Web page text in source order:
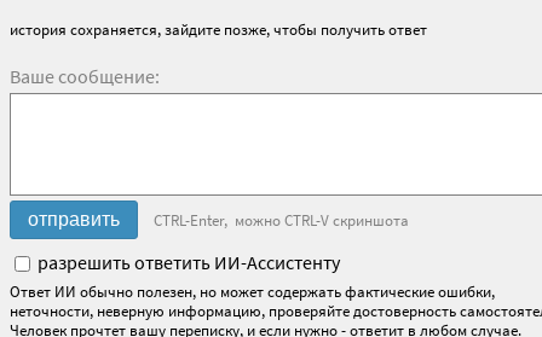
история сохраняется, зайдите позже, чтобы получить ответ
Ваше сообщение:
CTRL-Enter, можно CTRL-V скриншота
разрешить ответить ИИ-Ассистенту
Ответ ИИ обычно полезен, но может содержать фактические ошибки,
неточности, неверную информацию, проверяйте достоверность
Человек прочтет вашу переписку, и если нужно - ответит в любом случае.